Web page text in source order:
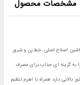
مشخصات محصول
اصلاح اصلی ،خط زن و شیور
به گزینه ای جذاب برای مصرف
دارد همراه با اهرم تنظیم